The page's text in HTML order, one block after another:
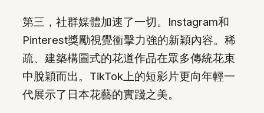
第三，社群媒體加速了一切。Instagram和
Pinterest獎勵視覺衝擊力強的新穎內容。稀
疏、建築構圖式的花道作品在眾多傳統花束
中脫穎而出。TikTok上的短影片更向年輕一
代展示了日本花藝的實踐之美。